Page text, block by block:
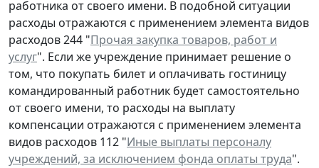
работника от своего имени. В подобной ситуации
расходы отражаются с применением элемента видов
расходов 244 "Прочая закупка товаров, работ и
услуг". Если же учреждение принимает решение о
том, что покупать билет и оплачивать гостиницу
командированный работник будет самостоятельно
от своего имени, то расходы на выплату
компенсации отражаются с применением элемента
видов расходов 112 "Иные выплаты персоналу
учреждений, за исключением фонда оплаты труда".